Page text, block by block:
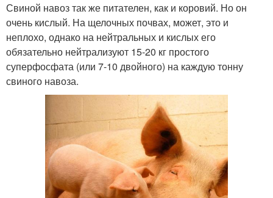
Свиной навоз так же питателен, как и коровий. Но он
очень кислый. На щелочных почвах, может, это и
неплохо, однако на нейтральных и кислых его
обязательно нейтрализуют 15-20 кг простого
суперфосфата (или 7-10 двойного) на каждую тонну
свиного навоза.